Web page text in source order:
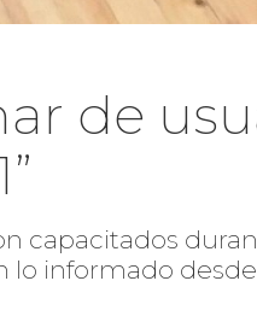
de
capacitados
lo informado